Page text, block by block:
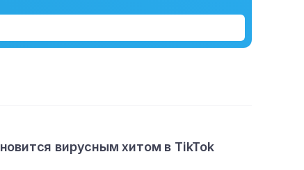
вирусным хитом в TikTok